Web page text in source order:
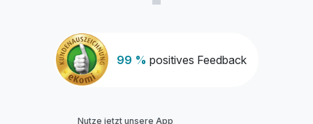
99 % positives Feedback
Nutze jetzt unsere App